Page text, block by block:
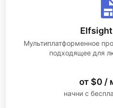
Мультиплатформенное
подходящее для
от $0 /
начни с